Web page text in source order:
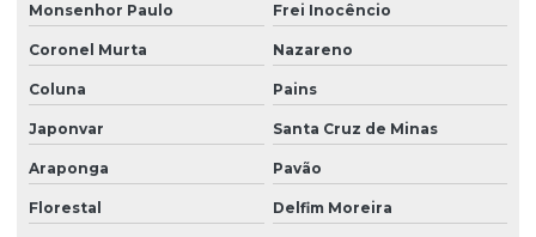
Monsenhor Paulo Frei Inocêncio
Coronel Murta Nazareno
Coluna Pains
Japonvar Santa Cruz de Minas
Araponga Pavão
Florestal Delfim Moreira